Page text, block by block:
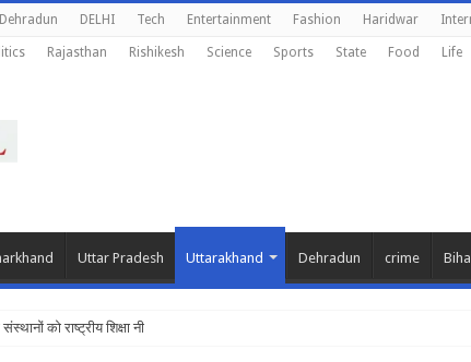
Dehradun DELHI Tech Entertainment Fashion Haridwar
Rajasthan Rishikesh Science Sports State Food Life
Uttar Pradesh Uttarakhand Dehradun crime
को राष्ट्रीय शिक्षा नीति के अनुरूप मॉडिफा